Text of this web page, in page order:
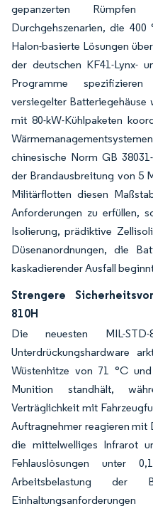
gepanzerten
Durchgehszenarien, die
Halon-basierte Lösungen
der deutschen KF41-Lynx-
Programme
versiegelter
mit 80-kW-Kühlpaketen
chinesische Norm GB
der Brandausbreitung von 5
Militärflotten diesen
Anforderungen zu erfüllen,
Isolierung, prädiktive
Düsenanordnungen, die
kaskadierender Ausfall
Strengere
810H
Die neuesten MIL-STD-
Unterdrückungshardware
Wüstenhitze von 71 °C
Munition standhält,
Verträglichkeit mit
Auftragnehmer reagieren mit
die mittelwelliges Infrarot
Fehlauslösungen unter
Arbeitsbelastung der